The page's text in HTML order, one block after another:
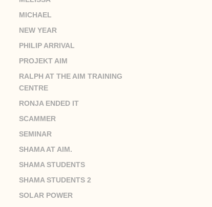
MICHAEL
NEW YEAR
PHILIP ARRIVAL
PROJEKT AIM
RALPH AT THE AIM TRAINING
CENTRE
RONJA ENDED IT
SCAMMER
SEMINAR
SHAMA AT AIM.
SHAMA STUDENTS
SHAMA STUDENTS 2
SOLAR POWER